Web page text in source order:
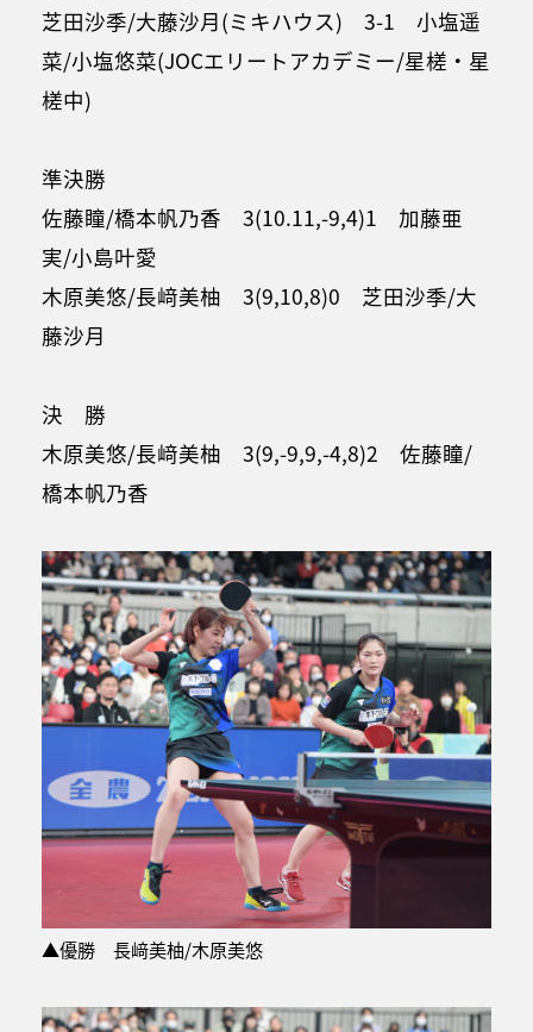
芝田沙季/大藤沙月(ミキハウス) 3-1 小塩遥
菜/小塩悠菜(JOCエリートアカデミー/星槎・星
槎中)
準決勝
佐藤瞳/橋本帆乃香 3(10.11,-9,4)1 加藤亜
実/小島叶愛
木原美悠/長﨑美柚 3(9,10,8)0 芝田沙季/大
藤沙月
決 勝
木原美悠/長﨑美柚 3(9,-9,9,-4,8)2 佐藤瞳/
橋本帆乃香
▲優勝 長﨑美柚/木原美悠